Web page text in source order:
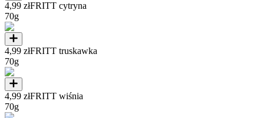
4,99 złFRITT cytryna
70g
4,99 złFRITT truskawka
70g
4,99 złFRITT wiśnia
70g